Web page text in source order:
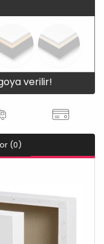
verilir!
(0)